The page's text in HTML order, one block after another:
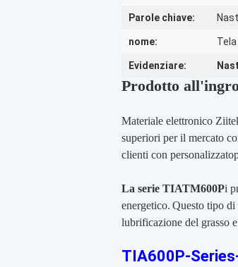
Parole chiave:
nome:
Evidenziare:
Prodotto
Materiale elettronico
superiori per il mercato
clienti con personalizzato
La serie TIATM600Pi
energetico. Questo tipo di
lubrificazione del grasso
TIA600P-